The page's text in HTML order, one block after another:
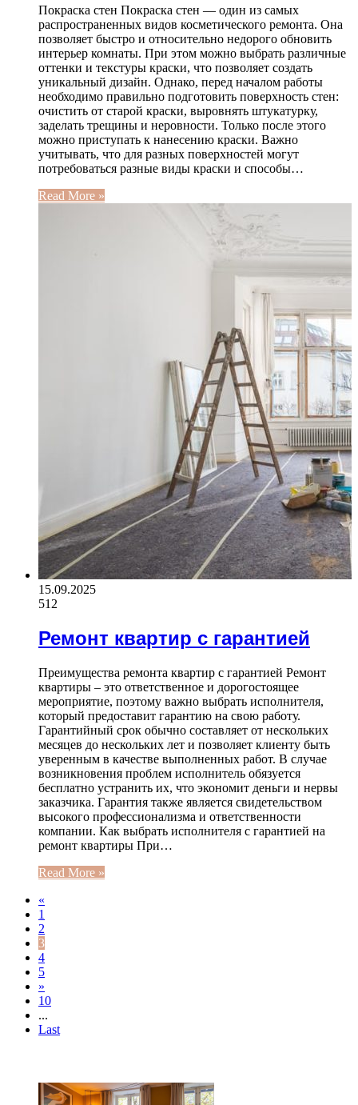
Покраска стен Покраска стен — один из самых
распространенных видов косметического ремонта. Она
позволяет быстро и относительно недорого обновить
интерьер комнаты. При этом можно выбрать различные
оттенки и текстуры краски, что позволяет создать
уникальный дизайн. Однако, перед началом работы
необходимо правильно подготовить поверхность стен:
очистить от старой краски, выровнять штукатурку,
заделать трещины и неровности. Только после этого
можно приступать к нанесению краски. Важно
учитывать, что для разных поверхностей могут
потребоваться разные виды краски и способы…
Read More »
15.09.2025
512
Ремонт квартир с гарантией
Преимущества ремонта квартир с гарантией Ремонт
квартиры – это ответственное и дорогостоящее
мероприятие, поэтому важно выбрать исполнителя,
который предоставит гарантию на свою работу.
Гарантийный срок обычно составляет от нескольких
месяцев до нескольких лет и позволяет клиенту быть
уверенным в качестве выполненных работ. В случае
возникновения проблем исполнитель обязуется
бесплатно устранить их, что экономит деньги и нервы
заказчика. Гарантия также является свидетельством
высокого профессионализма и ответственности
компании. Как выбрать исполнителя с гарантией на
ремонт квартиры При…
Read More »
«
1
2
3
4
5
»
10
...
Last